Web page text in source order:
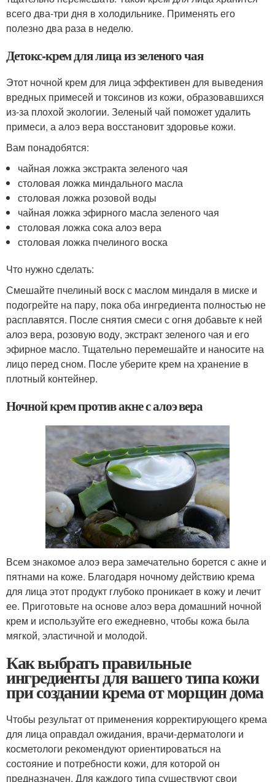
всего два-три дня в холодильнике. Применять его
полезно два раза в неделю.
Детокс-крем для лица из зеленого чая
Этот ночной крем для лица эффективен для выведения
вредных примесей и токсинов из кожи, образовавшихся
из-за плохой экологии. Зеленый чай поможет удалить
примеси, а алоэ вера восстановит здоровье кожи.
Вам понадобятся:
чайная ложка экстракта зеленого чая
столовая ложка миндального масла
столовая ложка розовой воды
чайная ложка эфирного масла зеленого чая
столовая ложка сока алоэ вера
столовая ложка пчелиного воска
Что нужно сделать:
Смешайте пчелиный воск с маслом миндаля в миске и
подогрейте на пару, пока оба ингредиента полностью не
расплавятся. После снятия смеси с огня добавьте к ней
алоэ вера, розовую воду, экстракт зеленого чая и его
эфирное масло. Тщательно перемешайте и наносите на
лицо перед сном. После уберите крем на хранение в
плотный контейнер.
Ночной крем против акне с алоэ вера
Всем знакомое алоэ вера замечательно борется с акне и
пятнами на коже. Благодаря ночному действию крема
для лица этот продукт глубоко проникает в кожу и лечит
ее. Приготовьте на основе алоэ вера домашний ночной
крем и используйте его ежедневно, чтобы кожа была
мягкой, эластичной и молодой.
Как выбрать правильные
ингредиенты для вашего типа кожи
при создании крема от морщин дома
Чтобы результат от применения корректирующего крема
для лица оправдал ожидания, врачи-дерматологи и
косметологи рекомендуют ориентироваться на
состояние и потребности кожи, для которой он
предназначен. Для каждого типа существуют свои